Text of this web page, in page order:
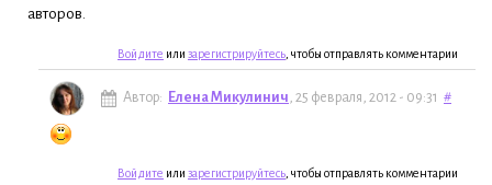
авторов.
Войдите или зарегистрируйтесь , чтобы отправлять комментарии
Автор: Елена Микулинич, 25 февраля, 2012 - 09:31 #
Войдите или зарегистрируйтесь , чтобы отправлять комментарии